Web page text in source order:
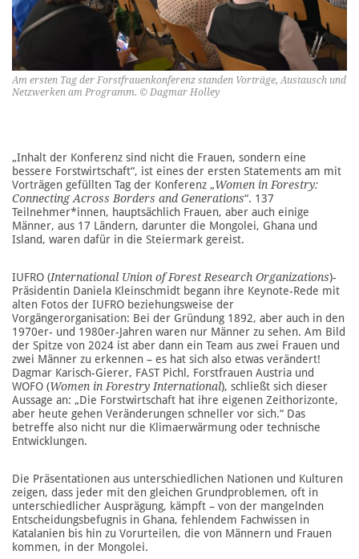
Am ersten Tag der Forstfrauenkonferenz standen Vorträge, Austausch und
Netzwerken am Programm. © Dagmar Holley
„Inhalt der Konferenz sind nicht die Frauen, sondern eine
bessere Forstwirtschaft“, ist eines der ersten Statements am mit
Vorträgen gefüllten Tag der Konferenz „Women in Forestry:
Connecting Across Borders and Generations“. 137
Teilnehmer*innen, hauptsächlich Frauen, aber auch einige
Männer, aus 17 Ländern, darunter die Mongolei, Ghana und
Island, waren dafür in die Steiermark gereist.
IUFRO (International Union of Forest Research Organizations)-
Präsidentin Daniela Kleinschmidt begann ihre Keynote-Rede mit
alten Fotos der IUFRO beziehungsweise der
Vorgängerorganisation: Bei der Gründung 1892, aber auch in den
1970er- und 1980er-Jahren waren nur Männer zu sehen. Am Bild
der Spitze von 2024 ist aber dann ein Team aus zwei Frauen und
zwei Männer zu erkennen – es hat sich also etwas verändert!
Dagmar Karisch-Gierer, FAST Pichl, Forstfrauen Austria und
WOFO (Women in Forestry International), schließt sich dieser
Aussage an: „Die Forstwirtschaft hat ihre eigenen Zeithorizonte,
aber heute gehen Veränderungen schneller vor sich.“ Das
betreffe also nicht nur die Klimaerwärmung oder technische
Entwicklungen.
Die Präsentationen aus unterschiedlichen Nationen und Kulturen
zeigen, dass jeder mit den gleichen Grundproblemen, oft in
unterschiedlicher Ausprägung, kämpft – von der mangelnden
Entscheidungsbefugnis in Ghana, fehlendem Fachwissen in
Katalanien bis hin zu Vorurteilen, die von Männern und Frauen
kommen, in der Mongolei.